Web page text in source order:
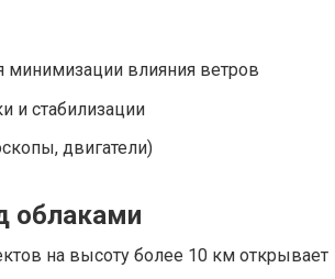
влияния ветров
и стабилизации
двигатели)
облаками
на высоту более 10 км открывает